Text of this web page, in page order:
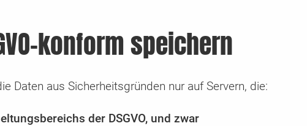
konform speichern
Daten aus Sicherheitsgründen nur auf Servern, die:
der DSGVO, und zwar